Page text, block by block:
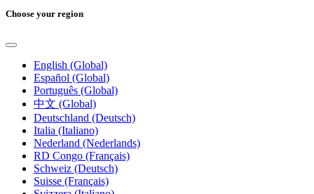
Choose your region
English (Global)
Español (Global)
Português (Global)
中文 (Global)
Deutschland (Deutsch)
Italia (Italiano)
Nederland (Nederlands)
RD Congo (Français)
Schweiz (Deutsch)
Suisse (Français)